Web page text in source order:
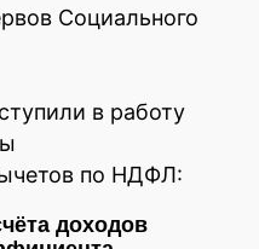
Социального
в работу
по НДФЛ:
доходов